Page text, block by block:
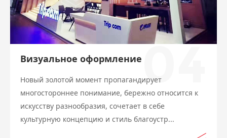
Визуальное оформление04
Новый золотой момент пропагандирует
многостороннее понимание, бережно относится к
искусству разнообразия, сочетает в себе
культурную концепцию и стиль благоустр...